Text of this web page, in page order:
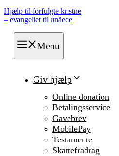
Hjælp til forfulgte kristne
– evangeliet til unåede
Menu
Giv hjælp
Online donation
Betalingsservice
Gavebrev
MobilePay
Testamente
Skattefradrag